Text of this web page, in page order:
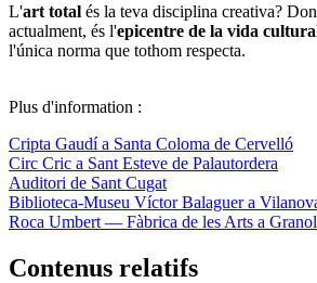
L'art total és la teva disciplina creativa?
actualment, és l'epicentre de la vida
l'única norma que tothom respecta.
Plus d'information :
Cripta Gaudí a Santa Coloma de Cervelló
Circ Cric a Sant Esteve de Palautordera
Auditori de Sant Cugat
Biblioteca-Museu Víctor Balaguer a
Roca Umbert — Fàbrica de les Arts a
Contenus relatifs